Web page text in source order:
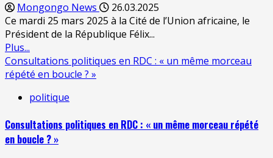
Mongongo News
26.03.2025
Ce mardi 25 mars 2025 à la Cité de l’Union africaine, le
Président de la République Félix...
Plus...
Consultations politiques en RDC : « un même morceau
répété en boucle ? »
politique
Consultations politiques en RDC : « un même morceau répété
en boucle ? »